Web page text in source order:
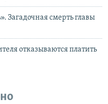
Загадочная смерть главы
отказываются платить